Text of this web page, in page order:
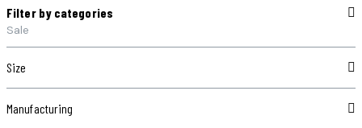
Filter by categories
Sale
Size
Manufacturing